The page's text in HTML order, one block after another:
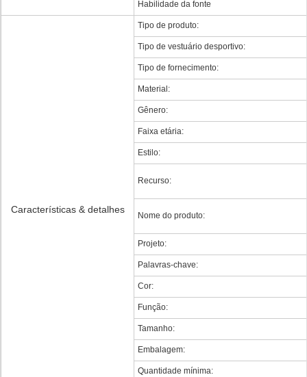
Habilidade da fonte
Características & detalhes
Tipo de produto:
Tipo de vestuário desportivo:
Tipo de fornecimento:
Material:
Gênero:
Faixa etária:
Estilo:
Recurso:
Nome do produto:
Projeto:
Palavras-chave:
Cor:
Função:
Tamanho:
Embalagem:
Quantidade mínima: